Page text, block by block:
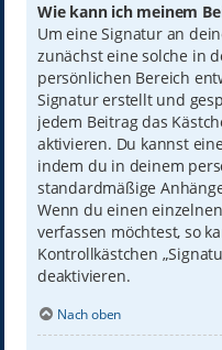
Wie kann ich meinem
Um eine Signatur an
zunächst eine solche in
persönlichen Bereich
Signatur erstellt und
jedem Beitrag das
aktivieren. Du kannst
indem du in deinem
standardmäßige
Wenn du einen
verfassen möchtest, so
Kontrollkästchen
deaktivieren.
Nach oben